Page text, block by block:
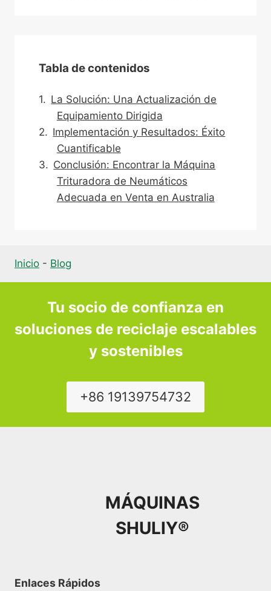
Tabla de contenidos
La Solución: Una Actualización de
Equipamiento Dirigida
Implementación y Resultados: Éxito
Cuantificable
Conclusión: Encontrar la Máquina
Trituradora de Neumáticos
Adecuada en Venta en Australia
Inicio - Blog
Tu socio de confianza en
soluciones de reciclaje escalables
y sostenibles
+86 19139754732
MÁQUINAS
SHULIY®
Enlaces Rápidos